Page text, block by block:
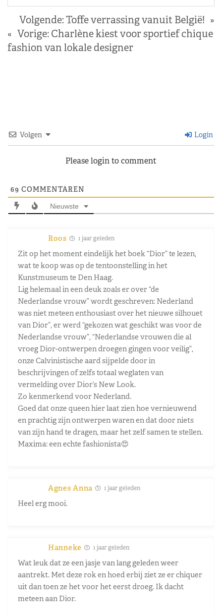
Volgende:Toffe verrassing vanuit België! »
« Vorige: Charlène kiest voor sportief chique
fashion van lokale designer
Volgen Login
Please login to comment
69 COMMENTAREN
Nieuwste
Roos 1 jaar geleden
Zit op het moment eindelijk het boek “Dior” te lezen,
wat te koop was op de tentoonstelling in het
Kunstmuseum te Den Haag.
Lig helemaal in een deuk zoals er over “de
Nederlandse vrouw” wordt geschreven: Nederland
was niet meteen enthousiast over het nieuwe silhouet
van Dior”, er werd “gekozen wat geschikt was voor de
Nederlandse vrouw”, “Nederlandse vrouwen die al
vroeg Dior-ontwerpen droegen gingen voor veilig”,
onze Calvinistische aard sijpelde door in
beschrijvingen of zelfs totaal weglaten van
vermelding over Dior’s New Look.
Zo kenmerkend voor Nederland.
Goed dat onze queen hier laat zien hoe vernieuwend
en prachtig zijn ontwerpen waren en dat door niets
van zijn hand te dragen, maar het zelf samen te stellen.
Maxima: een echte fashionista😍
Agnes Anna 1 jaar geleden
Heel erg mooi.
Hanneke 1 jaar geleden
Wat leuk dat ze een jasje van lang geleden weer
aantrekt. Met deze rok en hoed erbij ziet ze er chiquer
uit dan toen ze het voor het eerst droeg. Ik dacht
meteen aan Dior.